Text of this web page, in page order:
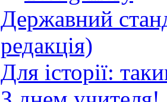
Державний
редакція)
Для історії: